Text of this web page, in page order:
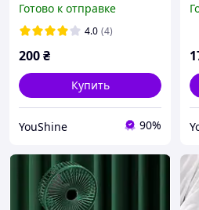
черный), Портативный
настольный вентилятор
Готово к отправке
4.0 (4)
200₴
Купить
YouShine 90%